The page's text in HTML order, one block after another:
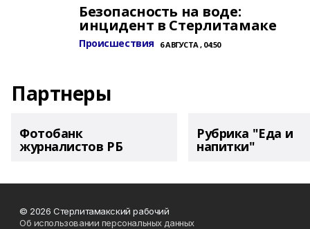
Безопасность на воде:
инцидент в Стерлитамаке
Происшествия 6 АВГУСТА , 04:50
Партнеры
Фотобанк
журналистов РБ
Рубрика "Еда и
напитки"
© 2026 Стерлитамакский рабочий
Об использовании персональных данных